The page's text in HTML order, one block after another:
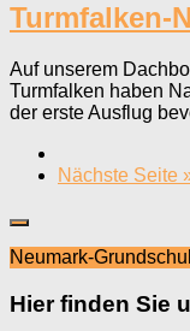
Turmfalken-
Auf unserem
Turmfalken haben
der erste Ausflug
Nächste Seite
Neumark-
Hier finden Sie